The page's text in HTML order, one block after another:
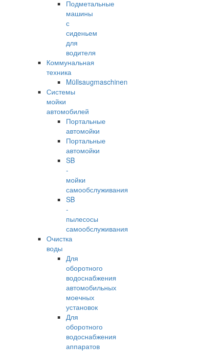
Подметальные
машины
с
сиденьем
для
водителя
Коммунальная
техника
Müllsaugmaschinen
Системы
мойки
автомобилей
Портальные
автомойки
Портальные
автомойки
SB
-
мойки
самообслуживания
SB
-
пылесосы
самообслуживания
Очистка
воды
Для
оборотного
водоснабжения
автомобильных
моечных
установок
Для
оборотного
водоснабжения
аппаратов